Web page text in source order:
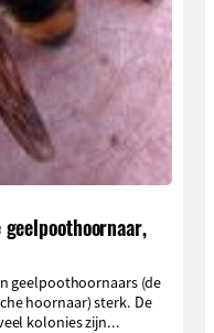
geelpoothoornaars (de
hoornaar) sterk. De
kolonies zijn...